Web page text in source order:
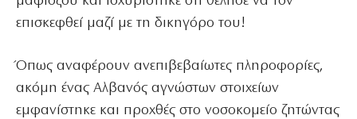
επισκεφθεί μαζί με τη δικηγόρο του!
Όπως αναφέρουν ανεπιβεβαίωτες πληροφορίες,
ακόμη ένας Αλβανός αγνώστων στοιχείων
εμφανίστηκε και προχθές στο νοσοκομείο ζητώντας